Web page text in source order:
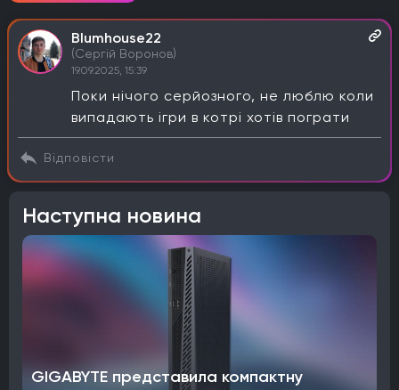
Blumhouse22
(Сергій Воронов)
19.09.2025, 15:39
Поки нічого серйозного, не люблю коли
випадають ігри в котрі хотів пограти
Відповісти
Наступна новина
GIGABYTE представила компактну